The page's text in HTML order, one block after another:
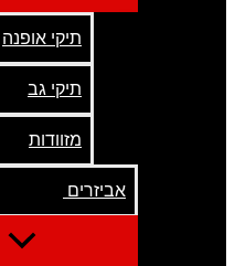
תיקי אופנה
תיקי גב
מזוודות
אביזרים